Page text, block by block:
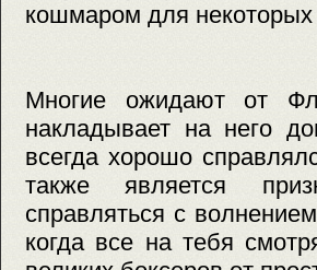
кошмаром для некоторых
Многие ожидают от
накладывает на него
всегда хорошо
также является
справляться с
когда все на тебя